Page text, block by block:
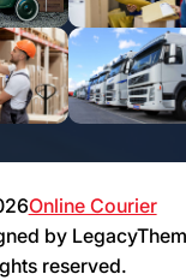
Online Courier
by
reserved.